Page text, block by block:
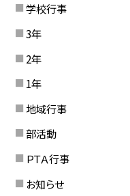
学校行事
3年
2年
1年
地域行事
部活動
ＰＴＡ行事
お知らせ